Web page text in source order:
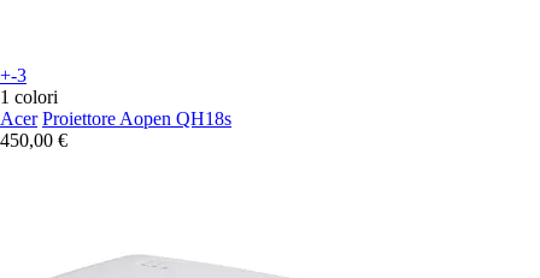
+-3
1 colori
Acer Proiettore Aopen QH18s
450,00 €